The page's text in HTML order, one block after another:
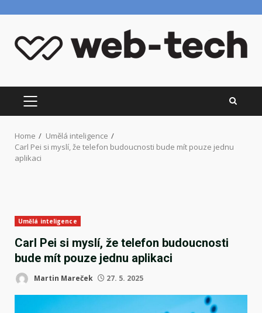
content
PRIMARY
MENU
Home
Umělá inteligence
Carl Pei si myslí, že telefon budoucnosti bude mít pouze jednu
aplikaci
Umělá inteligence
Carl Pei si myslí, že telefon budoucnosti
bude mít pouze jednu aplikaci
Martin Mareček 27. 5. 2025